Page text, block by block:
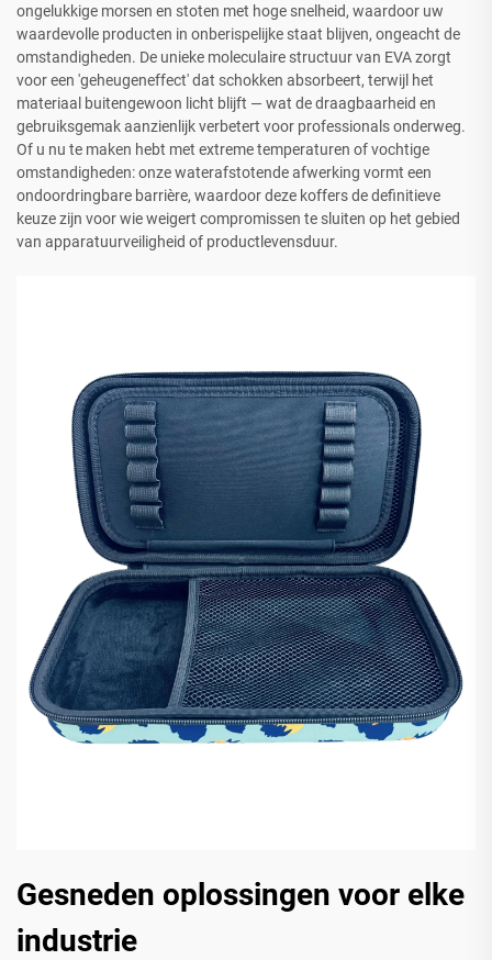
ongelukkige morsen en stoten met hoge snelheid, waardoor uw
waardevolle producten in onberispelijke staat blijven, ongeacht de
omstandigheden. De unieke moleculaire structuur van EVA zorgt
voor een 'geheugeneffect' dat schokken absorbeert, terwijl het
materiaal buitengewoon licht blijft — wat de draagbaarheid en
gebruiksgemak aanzienlijk verbetert voor professionals onderweg.
Of u nu te maken hebt met extreme temperaturen of vochtige
omstandigheden: onze waterafstotende afwerking vormt een
ondoordringbare barrière, waardoor deze koffers de definitieve
keuze zijn voor wie weigert compromissen te sluiten op het gebied
van apparatuurveiligheid of productlevensduur.
Gesneden oplossingen voor elke
industrie